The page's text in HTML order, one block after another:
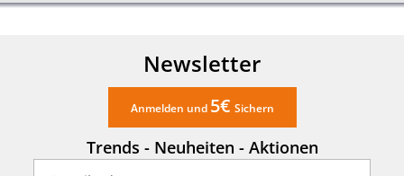
Newsletter
Anmelden und 5€ Sichern
Trends - Neuheiten - Aktionen